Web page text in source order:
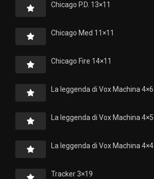
Chicago P.D. 13×11
Chicago Med 11×11
Chicago Fire 14×11
La leggenda di Vox Machina 4×6
La leggenda di Vox Machina 4×5
La leggenda di Vox Machina 4×4
Tracker 3×19